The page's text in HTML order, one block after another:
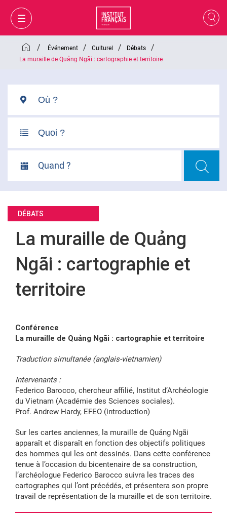
MON PANIER CONNEXION
/ Événement / Culturel / Débats /
La muraille de Quảng Ngãi : cartographie et territoire
Quand ?
DÉBATS
La muraille de Quảng
Ngãi : cartographie et
territoire
Conférence
La muraille de Quảng Ngãi : cartographie et territoire
Traduction simultanée (anglais-vietnamien)
Intervenants :
Federico Barocco, chercheur affilié, Institut d’Archéologie
du Vietnam (Académie des Sciences sociales).
Prof. Andrew Hardy, EFEO (introduction)
Sur les cartes anciennes, la muraille de Quảng Ngãi
apparaît et disparaît en fonction des objectifs politiques
des hommes qui les ont dessinés. Dans cette conférence
tenue à l’occasion du bicentenaire de sa construction,
l’archéologue Federico Barocco suivra les traces des
cartographes qui l’ont précédés, et présentera son propre
travail de représentation de la muraille et de son territoire.